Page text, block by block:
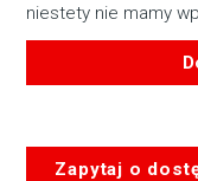
niestety nie mamy
LC-
Zapytaj o